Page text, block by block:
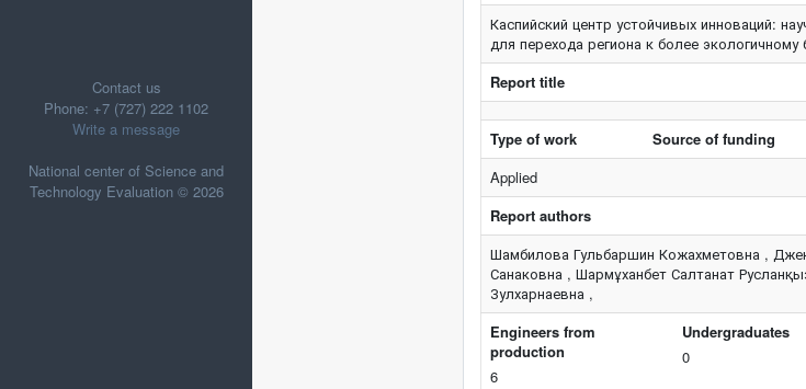
Contact us
Phone: +7 (727) 222 1102
Write a message
National center of Science and
Technology Evaluation © 2026
Каспийский центр устойчивых инноваций:
для перехода региона к более экологичному
Report title
Type of work Source of funding
Applied
Report authors
Шамбилова Гульбаршин Кожахметовна ,
Санаковна , Шармұханбет Салтанат
Зулхарнаевна ,
Engineers from
production
6
Undergraduates
0